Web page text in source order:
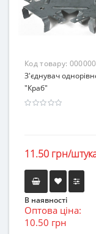
Код товару:
З'єднувач
"Краб"
11.50 грн/
В наявності
Оптова ціна:
10.50 грн